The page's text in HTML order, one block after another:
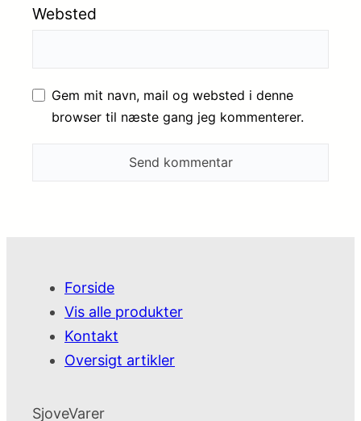
Websted
Gem mit navn, mail og websted i denne
browser til næste gang jeg kommenterer.
Forside
Vis alle produkter
Kontakt
Oversigt artikler
SjoveVarer